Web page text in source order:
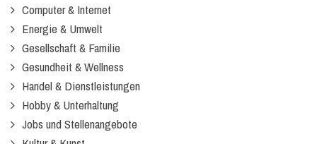
Computer & Internet
Energie & Umwelt
Gesellschaft & Familie
Gesundheit & Wellness
Handel & Dienstleistungen
Hobby & Unterhaltung
Jobs und Stellenangebote